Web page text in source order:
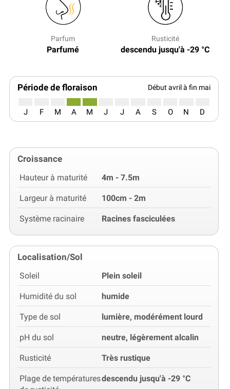
Parfum
Parfumé
Rusticité
descendu jusqu'à -29 °C
Période de floraison Début avril à fin mai
J F M A M J J A S O N D
Croissance
Hauteur à maturité 4m - 7.5m
Largeur à maturité 100cm - 2m
Système racinaire Racines fasciculées
Localisation/Sol
Soleil Plein soleil
Humidité du sol humide
Type de sol lumière, modérément lourd
pH du sol neutre, légèrement alcalin
Rusticité Très rustique
Plage de températuresdescendu jusqu'à -29 °C